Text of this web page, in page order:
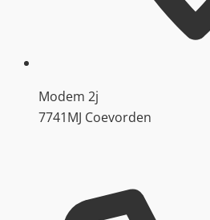
Modem 2j
7741MJ Coevorden